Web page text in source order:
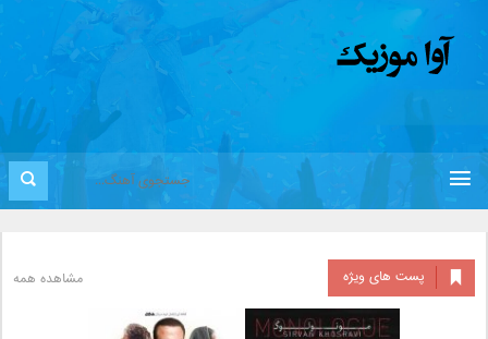
پست های ویژه مشاهده همه